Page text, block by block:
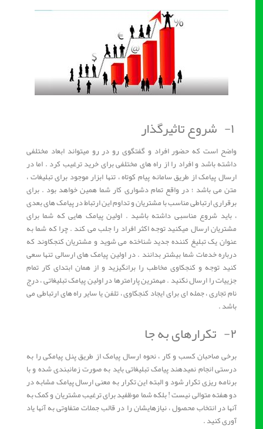
واضح است که حضور افراد و گفتگوی رو در رو میتواند ابعاد مختلفی
داشته باشد و افراد را از راه های مختلفی برای خرید ترغیب کرد . اما در
ارسال پیامک از طریق سامانه پیام کوتاه ، تنها ابزار موجود برای تبلیغات ،
متن می باشد ؛ در واقع تمام دشواری کار شما همین خواهد بود . برای
برقراری ارتباطی مناسب با مشتریان و تداوم این ارتباط در پیامک های بعدی
، باید شروع مناسبی داشته باشید . اولین پیامک هایی که شما برای
مشتریان ارسال میکنید توجه اکثر افراد را جلب می کند . چرا که شما به
عنوان یک تبلیغ کننده جدید شناخته می شوید و مشتریان کنجکاوند که
درباره خدمات شما بیشتر بدانند . در اولین پیامک های ارسالی تنها سعی
کنید توجه و کنجکاوی مخاطب را برانگیزید و از همان ابتدای کار تمام
جزییات را ارسال نکنید . مهمترین پارامترها در اولین پیامک تبلیغاتی ، درج
نام تجاری ، جمله ای برای ایجاد کنجکاوی ، تلفن یا سایر راه های ارتباطی می
باشد .
برخی صاحبان کسب و کار ، نحوه ارسال پیامک از طریق پنل پیامکی را به
درستی انجام نمیدهند پیامک تبلیغاتی باید به صورت زمانبندی شده و با
برنامه ریزی تکرار شود و البته این تکرار به معنی ارسال پیامک مشابه در
دو هفته متوالی نیست ! بلکه شما موظفید برای ترغیب مشتریان و کمک به
آنها در انتخاب محصول ، نیازهایشان را در قالب جملات متفاوتی به آنها یاد
آوری کنید .